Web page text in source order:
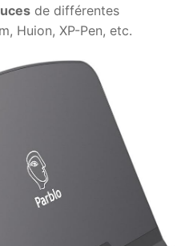
de différentes
Huion, XP-Pen, etc.